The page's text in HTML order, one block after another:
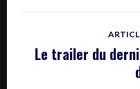
Le trailer du